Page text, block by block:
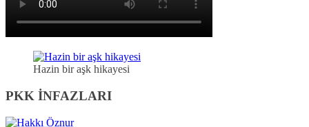
Hazin bir aşk hikayesi
PKK İNFAZLARI